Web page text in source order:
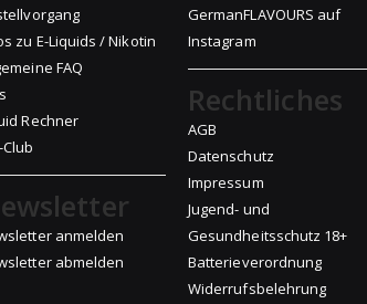
zu E-Liquids / Nikotin
FAQ
Rechner
Club
anmelden
abmelden
GermanFLAVOURS auf
Instagram
Rechtliches
AGB
Datenschutz
Impressum
Jugend- und
Gesundheitsschutz 18+
Batterieverordnung
Widerrufsbelehrung